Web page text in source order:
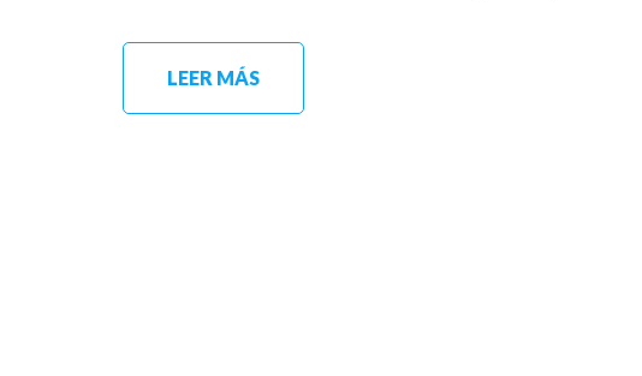
LEER MÁS